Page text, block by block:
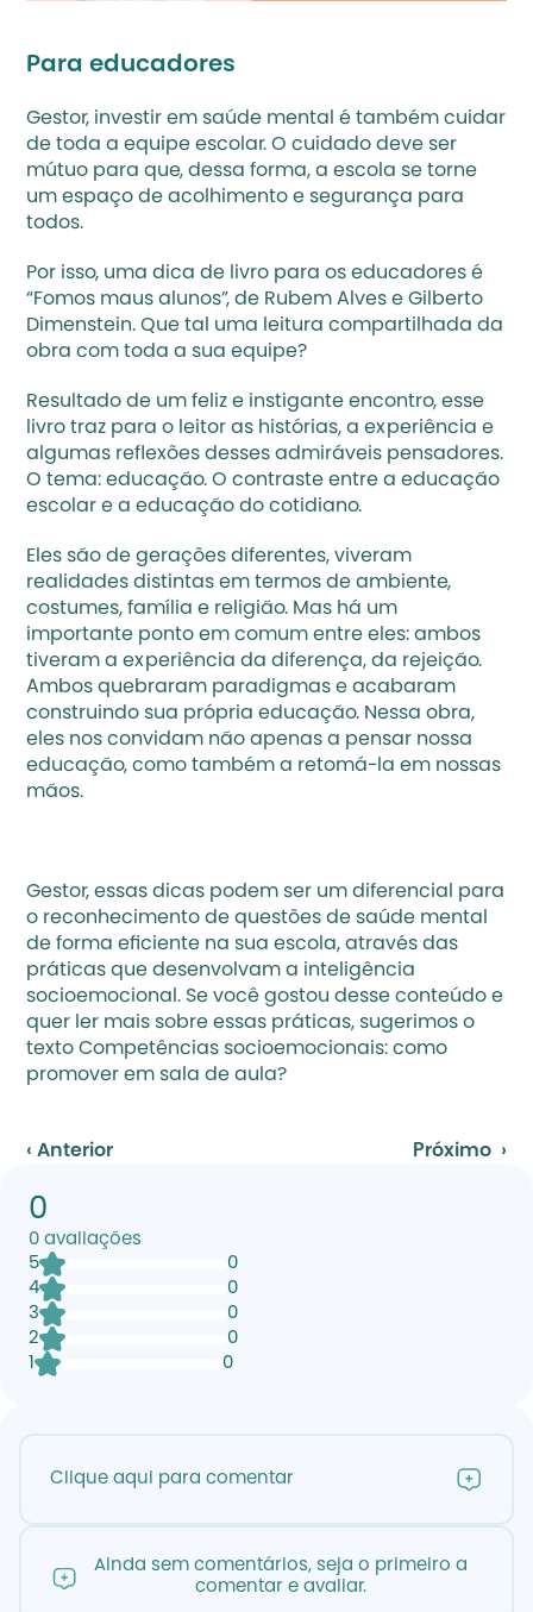
Para educadores
Gestor, investir em saúde mental é também cuidar
de toda a equipe escolar. O cuidado deve ser
mútuo para que, dessa forma, a escola se torne
um espaço de acolhimento e segurança para
todos.
Por isso, uma dica de livro para os educadores é
“Fomos maus alunos”, de Rubem Alves e Gilberto
Dimenstein. Que tal uma leitura compartilhada da
obra com toda a sua equipe?
Resultado de um feliz e instigante encontro, esse
livro traz para o leitor as histórias, a experiência e
algumas reflexões desses admiráveis pensadores.
O tema: educação. O contraste entre a educação
escolar e a educação do cotidiano.
Eles são de gerações diferentes, viveram
realidades distintas em termos de ambiente,
costumes, família e religião. Mas há um
importante ponto em comum entre eles: ambos
tiveram a experiência da diferença, da rejeição.
Ambos quebraram paradigmas e acabaram
construindo sua própria educação. Nessa obra,
eles nos convidam não apenas a pensar nossa
educação, como também a retomá-la em nossas
mãos.
Gestor, essas dicas podem ser um diferencial para
o reconhecimento de questões de saúde mental
de forma eficiente na sua escola, através das
práticas que desenvolvam a inteligência
socioemocional. Se você gostou desse conteúdo e
quer ler mais sobre essas práticas, sugerimos o
texto Competências socioemocionais: como
promover em sala de aula?
‹ Anterior Próximo  ›
0
0 avaliações
5
0
4
0
3
0
2
0
0
Clique aqui para comentar
Ainda sem comentários, seja o primeiro a
comentar e avaliar.